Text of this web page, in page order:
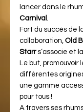
lancer dans le
Carnival
Fort du succès de
collaboration, Old
Starrs’associe et
Le but, promouvoir
différentes
une gamme
pour tous !
A travers ses